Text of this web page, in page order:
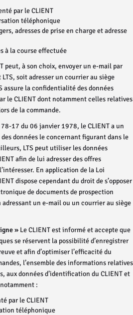
par le CLIENT
téléphonique
adresses de prise en charge et adresse
à la course effectuée
peut, à son choix, envoyer un e-mail par
soit adresser un courrier au siège
assure la confidentialité des données
le CLIENT dont notamment celles relatives
de la commande.
17 du 06 janvier 1978, le CLIENT a un
des données le concernant figurant dans le
LTS peut utiliser les données
afin de lui adresser des offres
En application de la Loi
dispose cependant du droit de s’opposer
de documents de prospection
un e-mail ou un courrier au siège
» Le CLIENT est informé et accepte que
se réservent la possibilité d’enregistrer
et afin d’optimiser l’efficacité du
l’ensemble des informations relatives
aux données d’identification du CLIENT et
:
par le CLIENT
téléphonique